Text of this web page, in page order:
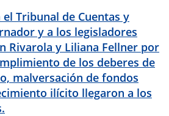
Tribunal de Cuentas y
y a los legisladores
Rivarola y Liliana Fellner por
de los deberes de
malversación de fondos
ilícito llegaron a los